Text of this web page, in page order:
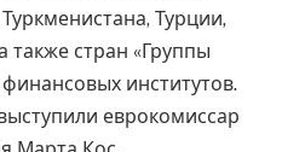
Турции,
также стран «Группы
институтов.
еврокомиссар